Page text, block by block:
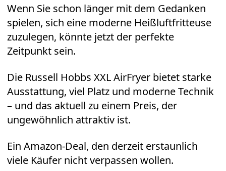
Wenn Sie schon länger mit dem Gedanken
spielen, sich eine moderne Heißluftfritteuse
zuzulegen, könnte jetzt der perfekte
Zeitpunkt sein.
Die Russell Hobbs XXL AirFryer bietet starke
Ausstattung, viel Platz und moderne Technik
– und das aktuell zu einem Preis, der
ungewöhnlich attraktiv ist.
Ein Amazon-Deal, den derzeit erstaunlich
viele Käufer nicht verpassen wollen.